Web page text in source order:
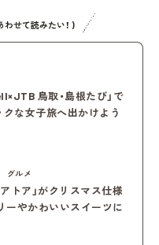
わせて読みたい！ )
鳥取・島根たび」で
クな女子旅へ出かけよう
グルメ
アトア」がクリスマス仕様
やかわいいスイーツに